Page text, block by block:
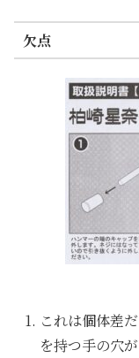
欠点
これは個体差
を持つ手の穴